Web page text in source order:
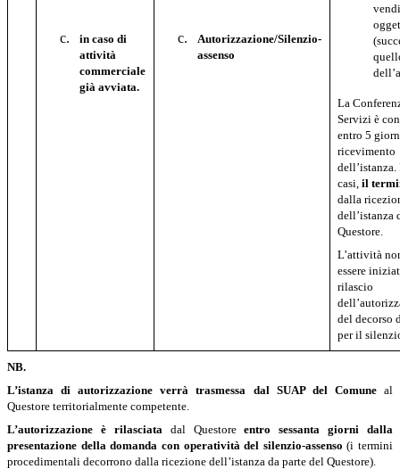
La
Servizi è
entro 5
ricevimento
casi,il
dalla
dell’istanza
Questore.
L’attività
essere
rilascio
del decorso
per il
in caso di
attività
commerciale
già avviata.
Autorizzazione/Silenzio-
assenso
NB.
L’istanza di autorizzazione verrà trasmessa dal SUAP del Comuneal
Questore territorialmente competente.
L’autorizzazione è rilasciata dal Questoreentro sessanta giorni dalla
presentazione della domanda con operatività del silenzio-assenso (i termini
procedimentali decorrono dalla ricezione dell’istanza da parte del Questore).